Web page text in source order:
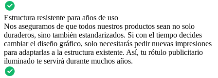
Estructura resistente para años de uso
Nos aseguramos de que todos nuestros productos sean no solo
duraderos, sino también estandarizados. Si con el tiempo decides
cambiar el diseño gráfico, solo necesitarás pedir nuevas impresiones
para adaptarlas a la estructura existente. Así, tu rótulo publicitario
iluminado te servirá durante muchos años.